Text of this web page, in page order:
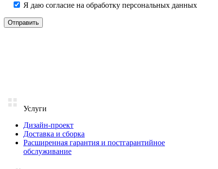
Я даю согласие на обработку персональных данных
Услуги
Дизайн-проект
Доставка и сборка
Расширенная гарантия и постгарантийное
обслуживание